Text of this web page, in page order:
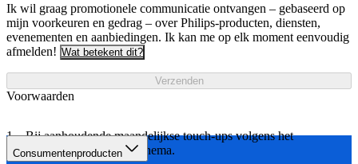
Ik wil graag promotionele communicatie ontvangen – gebaseerd op
mijn voorkeuren en gedrag – over Philips-producten, diensten,
evenementen en aanbiedingen. Ik kan me op elk moment eenvoudig
afmelden! Wat betekent dit?
Verzenden
Voorwaarden
Bij aanhoudende maandelijkse touch-ups volgens het
aangegeven behandelschema.
Consumentenproducten